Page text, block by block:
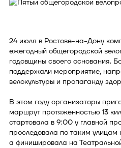
24 июля в Ростове-на-Дону
ежегодный общегородской
годовщины своего основания.
поддержали мероприятие,
велокультуры и пропаганду
В этом году организаторы
маршрут протяженностью 13
стартовала в 9:00 у главной
проследовала по таким
а финишировала на